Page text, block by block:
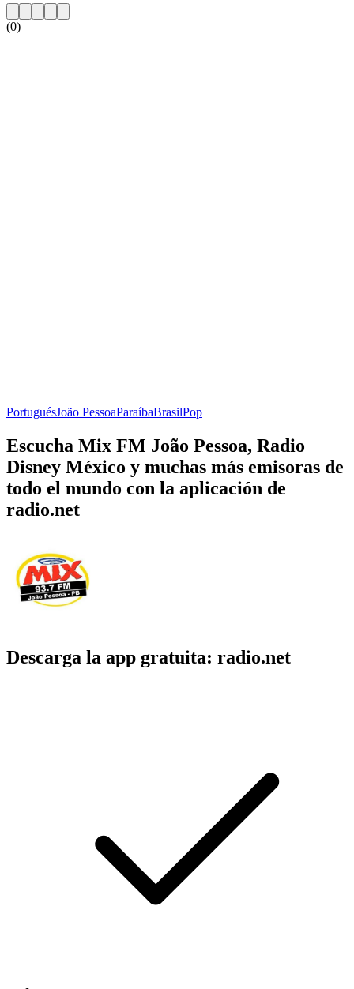
(0)
PortuguésJoão PessoaParaíbaBrasilPop
Escucha Mix FM João Pessoa, Radio
Disney México y muchas más emisoras de
todo el mundo con la aplicación de
radio.net
Descarga la app gratuita: radio.net